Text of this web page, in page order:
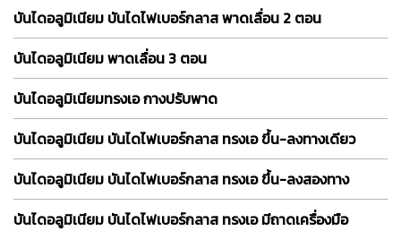
บันไดอลูมิเนียม บันไดไฟเบอร์กลาส พาดเลื่อน 2 ตอน
บันไดอลูมิเนียม พาดเลื่อน 3 ตอน
บันไดอลูมิเนียมทรงเอ กางปรับพาด
บันไดอลูมิเนียม บันไดไฟเบอร์กลาส ทรงเอ ขึ้น-ลงทางเดียว
บันไดอลูมิเนียม บันไดไฟเบอร์กลาส ทรงเอ ขึ้น-ลงสองทาง
บันไดอลูมิเนียม บันไดไฟเบอร์กลาส ทรงเอ มีถาดเครื่องมือ